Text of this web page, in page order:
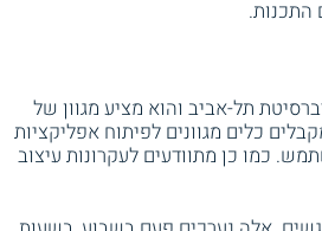
התכנות.
תל-אביב והוא מציע מגוון של
כלים מגוונים לפיתוח אפליקציות
כמו כן מתוודעים לעקרונות עיצוב